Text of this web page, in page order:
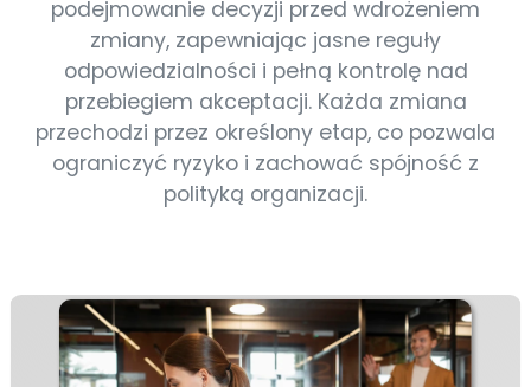
podejmowanie decyzji przed wdrożeniem
zmiany, zapewniając jasne reguły
odpowiedzialności i pełną kontrolę nad
przebiegiem akceptacji. Każda zmiana
przechodzi przez określony etap, co pozwala
ograniczyć ryzyko i zachować spójność z
polityką organizacji.